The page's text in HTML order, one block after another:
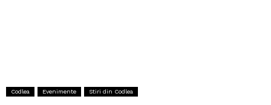
Codlea Evenimente Stiri din Codlea